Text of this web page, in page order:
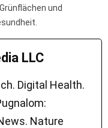
und
LLC
Digital Health.
Nature